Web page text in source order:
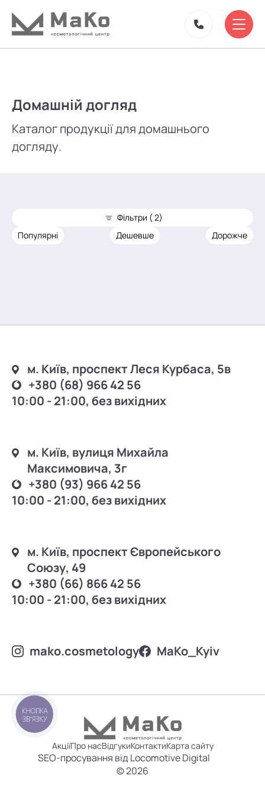
Домашній догляд
Каталог продукції для домашнього
догляду.
Фільтри ( 2)
Популярні
Дешевше Дорожче
м. Київ, проспект Леся Курбаса, 5в
+380 (68) 966 42 56
10:00 - 21:00, без вихідних
м. Київ, вулиця Михайла
Максимовича, 3г
+380 (93) 966 42 56
10:00 - 21:00, без вихідних
м. Київ, проспект Європейського
Союзу, 49
+380 (66) 866 42 56
10:00 - 21:00, без вихідних
mako.cosmetology MаKo_Kyiv
АкціїПро насВідгукиКонтактиКарта сайту
SEO-просування від Locomotive Digital
© 2026
КНОПКА
ЗВ'ЯЗКУ